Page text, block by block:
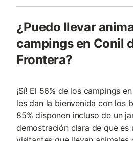
¿Puedo llevar
campings en Conil
Frontera?
¡Sí! El 56% de los campings
les dan la bienvenida con los
85% disponen incluso de un
demostración clara de que es